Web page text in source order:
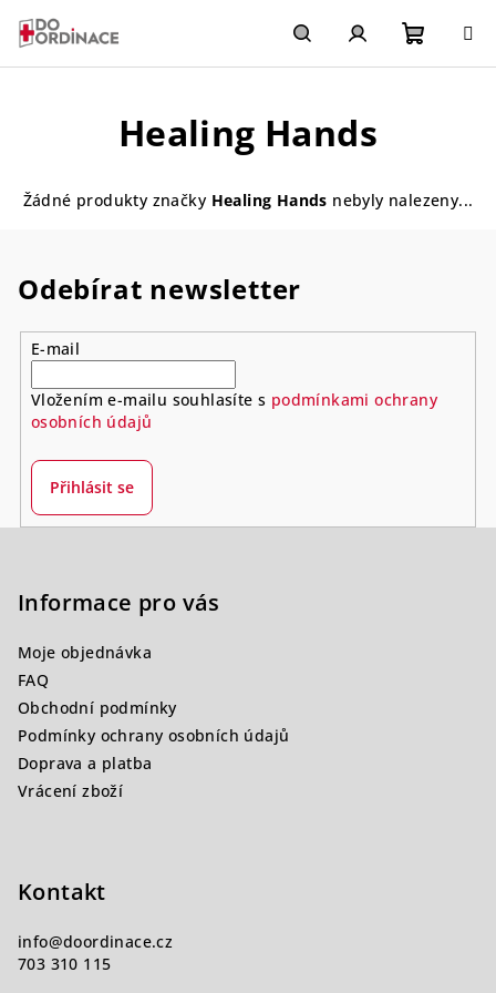
obsah
HledatPřihlášení
Healing Hands
Žádné produkty značky Healing Hands nebyly nalezeny...
Odebírat newsletter
E-mail
Vložením e-mailu souhlasíte s podmínkami ochrany
osobních údajů
Přihlásit se
Informace pro vás
Moje objednávka
FAQ
Obchodní podmínky
Podmínky ochrany osobních údajů
Doprava a platba
Vrácení zboží
Kontakt
info@doordinace.cz
703 310 115